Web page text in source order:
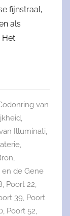
fijnstraal,
als
Het
van
Illuminati
de Gene
Poort 22
39 Poort
Poort 52